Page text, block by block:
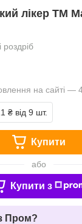
лікер ТМ
роздріб
на сайті —
₴ від 9 шт.
Купити
або
Купити з
Пром?